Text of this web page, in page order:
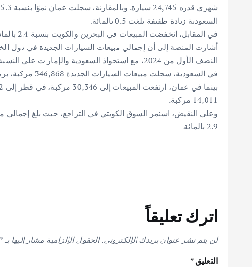
السعودية زيادة طفيفة بلغت 0.5 بالمائة.
في المقابل، انخفضت المبيعات في البحرين والكويت بنسبة 2.4 بالمائة و2.9 بالمائة على التوالي.
النصف الأول من 2024، مع استحواذ السعودية والإمارات على النسبة الأكبر من هذه المبيعات.
14,011 مركبة.
2.9 بالمائة.
اترك تعليقاً
لن يتم نشر عنوان بريدك الإلكتروني. الحقول الإلزامية مشار إليها بـ*
التعليق*